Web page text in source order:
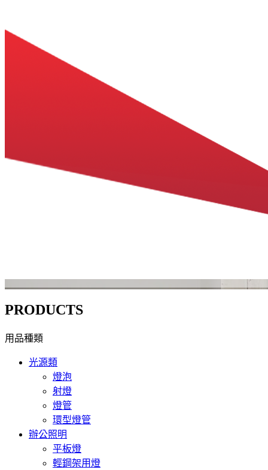
PRODUCTS
用品種類
光源類
燈泡
射燈
燈管
環型燈管
辦公照明
平板燈
輕鋼架用燈